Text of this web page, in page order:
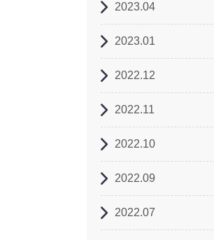
2023.04
2023.01
2022.12
2022.11
2022.10
2022.09
2022.07